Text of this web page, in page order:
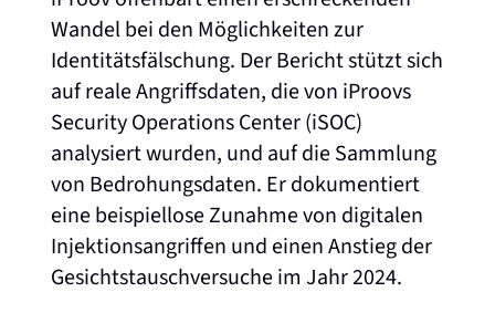
Wandel bei den Möglichkeiten zur
Identitätsfälschung. Der Bericht stützt sich
auf reale Angriffsdaten, die von iProovs
Security Operations Center (iSOC)
analysiert wurden, und auf die Sammlung
von Bedrohungsdaten. Er dokumentiert
eine beispiellose Zunahme von digitalen
Injektionsangriffen und einen Anstieg der
Gesichtstauschversuche im Jahr 2024.